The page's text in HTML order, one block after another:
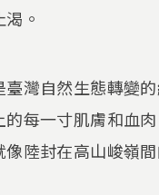
。
灣自然生態轉變
每一寸肌膚和血
陸封在高山峻嶺